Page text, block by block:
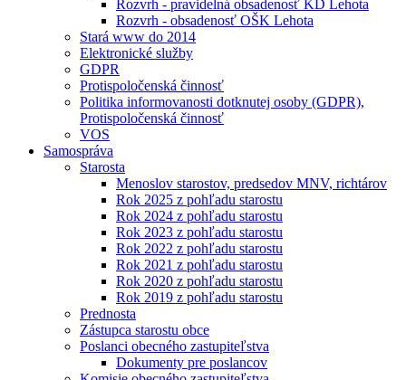
Rozvrh - pravidelná obsadenosť KD Lehota
Rozvrh - obsadenosť OŠK Lehota
Stará www do 2014
Elektronické služby
GDPR
Protispoločenská činnosť
Politika informovanosti dotknutej osoby (GDPR),
Protispoločenská činnosť
VOS
Samospráva
Starosta
Menoslov starostov, predsedov MNV, richtárov
Rok 2025 z pohľadu starostu
Rok 2024 z pohľadu starostu
Rok 2023 z pohľadu starostu
Rok 2022 z pohľadu starostu
Rok 2021 z pohľadu starostu
Rok 2020 z pohľadu starostu
Rok 2019 z pohľadu starostu
Prednosta
Zástupca starostu obce
Poslanci obecného zastupiteľstva
Dokumenty pre poslancov